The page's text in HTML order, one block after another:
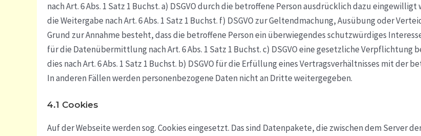
nach Art. 6 Abs. 1 Satz 1 Buchst. a) DSGVO durch die betroffene Person ausdrücklich dazu eingewilligt
die Weitergabe nach Art. 6 Abs. 1 Satz 1 Buchst. f) DSGVO zur Geltendmachung, Ausübung oder
Grund zur Annahme besteht, dass die betroffene Person ein überwiegendes schutzwürdiges
für die Datenübermittlung nach Art. 6 Abs. 1 Satz 1 Buchst. c) DSGVO eine gesetzliche Verpflichtung
dies nach Art. 6 Abs. 1 Satz 1 Buchst. b) DSGVO für die Erfüllung eines Vertragsverhältnisses mit der
In anderen Fällen werden personenbezogene Daten nicht an Dritte weitergegeben.
4.1 Cookies
Auf der Webseite werden sog. Cookies eingesetzt. Das sind Datenpakete, die zwischen dem Server